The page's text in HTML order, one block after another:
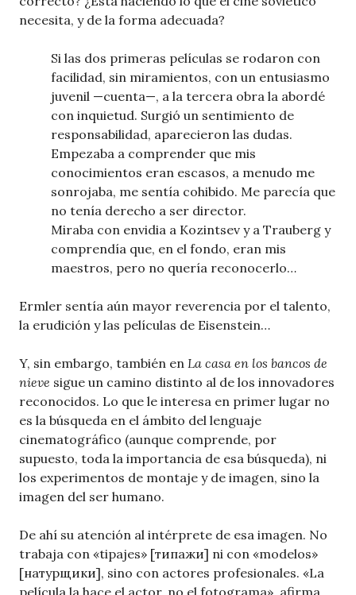
necesita, y de la forma adecuada?
Si las dos primeras películas se rodaron con
facilidad, sin miramientos, con un entusiasmo
juvenil —cuenta—, a la tercera obra la abordé
con inquietud. Surgió un sentimiento de
responsabilidad, aparecieron las dudas.
Empezaba a comprender que mis
conocimientos eran escasos, a menudo me
sonrojaba, me sentía cohibido. Me parecía que
no tenía derecho a ser director.
Miraba con envidia a Kozintsev y a Trauberg y
comprendía que, en el fondo, eran mis
maestros, pero no quería reconocerlo…
Ermler sentía aún mayor reverencia por el talento,
la erudición y las películas de Eisenstein…
Y, sin embargo, también en La casa en los bancos de
nieve sigue un camino distinto al de los innovadores
reconocidos. Lo que le interesa en primer lugar no
es la búsqueda en el ámbito del lenguaje
cinematográfico (aunque comprende, por
supuesto, toda la importancia de esa búsqueda), ni
los experimentos de montaje y de imagen, sino la
imagen del ser humano.
De ahí su atención al intérprete de esa imagen. No
trabaja con «tipajes» [типажи] ni con «modelos»
[натурщики], sino con actores profesionales. «La